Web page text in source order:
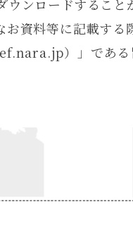
ンロードすること
資料等に記載する
）」である